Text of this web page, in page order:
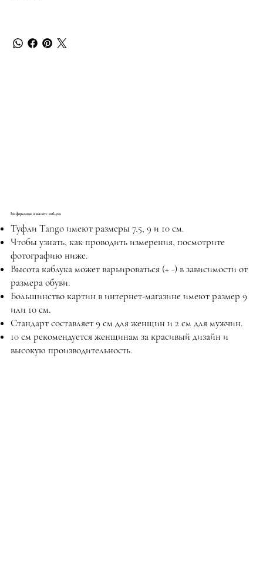
Информация о высоте каблука
Туфли Tango имеют размеры 7,5, 9 и 10 см.
Чтобы узнать, как проводить измерения, посмотрите
фотографию ниже.
Высота каблука может варьироваться (+ -) в зависимости от
размера обуви.
Большинство картин в интернет-магазине имеют размер 9
или 10 см.
Стандарт составляет 9 см для женщин и 2 см для мужчин.
10 см рекомендуется женщинам за красивый дизайн и
высокую производительность.